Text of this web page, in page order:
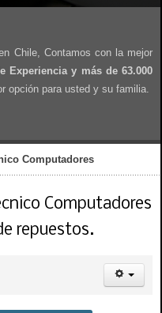
Chile, Contamos con la mejor
Experiencia y más de 63.000
opción para usted y su familia.
Computadores
Computadores
repuestos.